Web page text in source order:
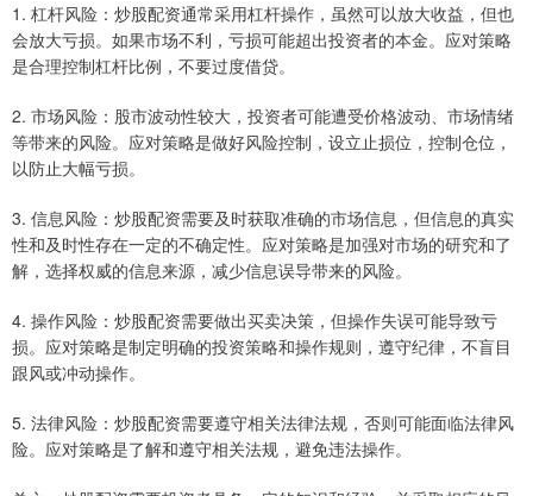
1. 杠杆风险：炒股配资通常采用杠杆操作，虽然可以放大收益，但也
会放大亏损。如果市场不利，亏损可能超出投资者的本金。应对策略
是合理控制杠杆比例，不要过度借贷。
2. 市场风险：股市波动性较大，投资者可能遭受价格波动、市场情绪
等带来的风险。应对策略是做好风险控制，设立止损位，控制仓位，
以防止大幅亏损。
3. 信息风险：炒股配资需要及时获取准确的市场信息，但信息的真实
性和及时性存在一定的不确定性。应对策略是加强对市场的研究和了
解，选择权威的信息来源，减少信息误导带来的风险。
4. 操作风险：炒股配资需要做出买卖决策，但操作失误可能导致亏
损。应对策略是制定明确的投资策略和操作规则，遵守纪律，不盲目
跟风或冲动操作。
5. 法律风险：炒股配资需要遵守相关法律法规，否则可能面临法律风
险。应对策略是了解和遵守相关法规，避免违法操作。